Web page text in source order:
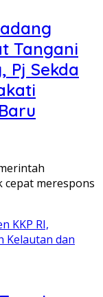
Tangani
Pj Sekda
cepat merespons